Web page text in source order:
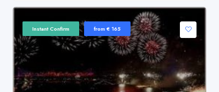
Instant Confirm from € 165